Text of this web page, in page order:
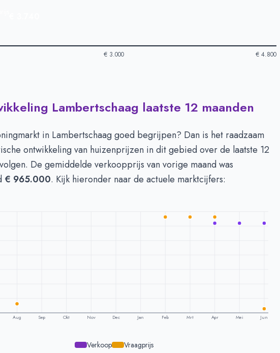
€ 3.000 € 4.800
Lambertschaag per m2-Afgelopen 3 maanden (per m2)
Type
€ 4.741
euro's
€ 3.740
Lambertschaag laatste 12 maanden
in Lambertschaag goed begrijpen? Dan is het raadzaam
ontwikkeling van huizenprijzen in dit gebied over de laatste 12
De gemiddelde verkoopprijs van vorige maand was
€ 965.000. Kijk hieronder naar de actuele marktcijfers:
Aug Sep Okt Nov Dec Jan Feb Mrt Apr Mei Jun
Verkoop Vraagprijs